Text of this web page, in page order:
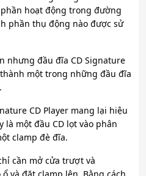
hoạt động trong đường
phần thụ động nào được sử
nhưng đầu đĩa CD Signature
một trong những đầu đĩa
CD Player mang lại hiệu
một đầu CD lọt vào phân
clamp đè đĩa.
cần mở cửa trượt và